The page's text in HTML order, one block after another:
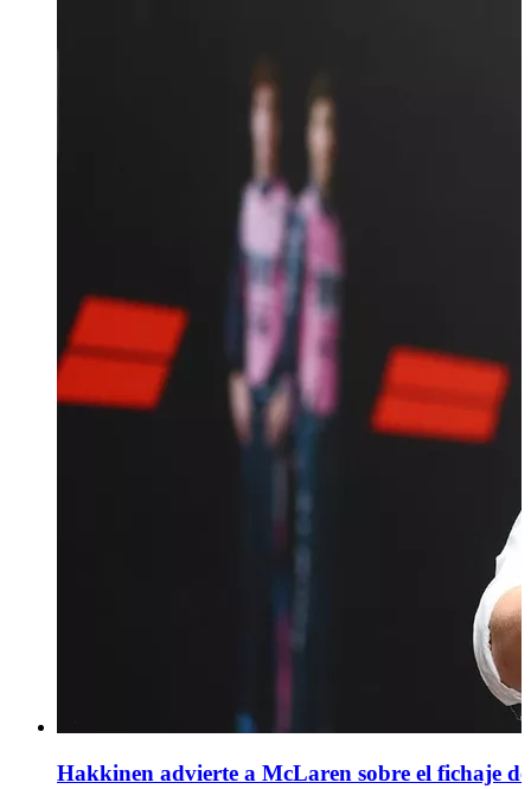
Hakkinen advierte a McLaren sobre el fichaje